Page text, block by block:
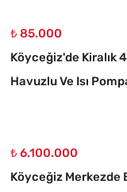
₺ 85.000
Köyceğiz'de Kiralık
Havuzlu Ve Isı
₺ 6.100.000
Köyceğiz Merkezde